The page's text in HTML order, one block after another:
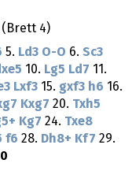
(Brett 4)
5. Ld3 O-O 6. Sc3
10. Lg5 Ld7 11.
Lxf3 15. gxf3 h6 16.
Kxg7 20. Txh5
Kg7 24. Txe8
f6 28. Dh8+ Kf7 29.